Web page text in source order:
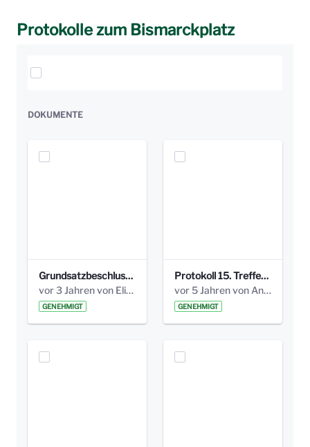
Protokolle zum Bismarckplatz
Elemente auswählen
DOKUMENTE
Grundsatzbeschluss Bismarckplatz_440_2021.pdf
vor 3 Jahren von Elisa Söll
GENEHMIGT
Protokoll 15. Treffen 20161006 AG Bismarckplatz.pdf
vor 5 Jahren von Anni Schlumberger
GENEHMIGT